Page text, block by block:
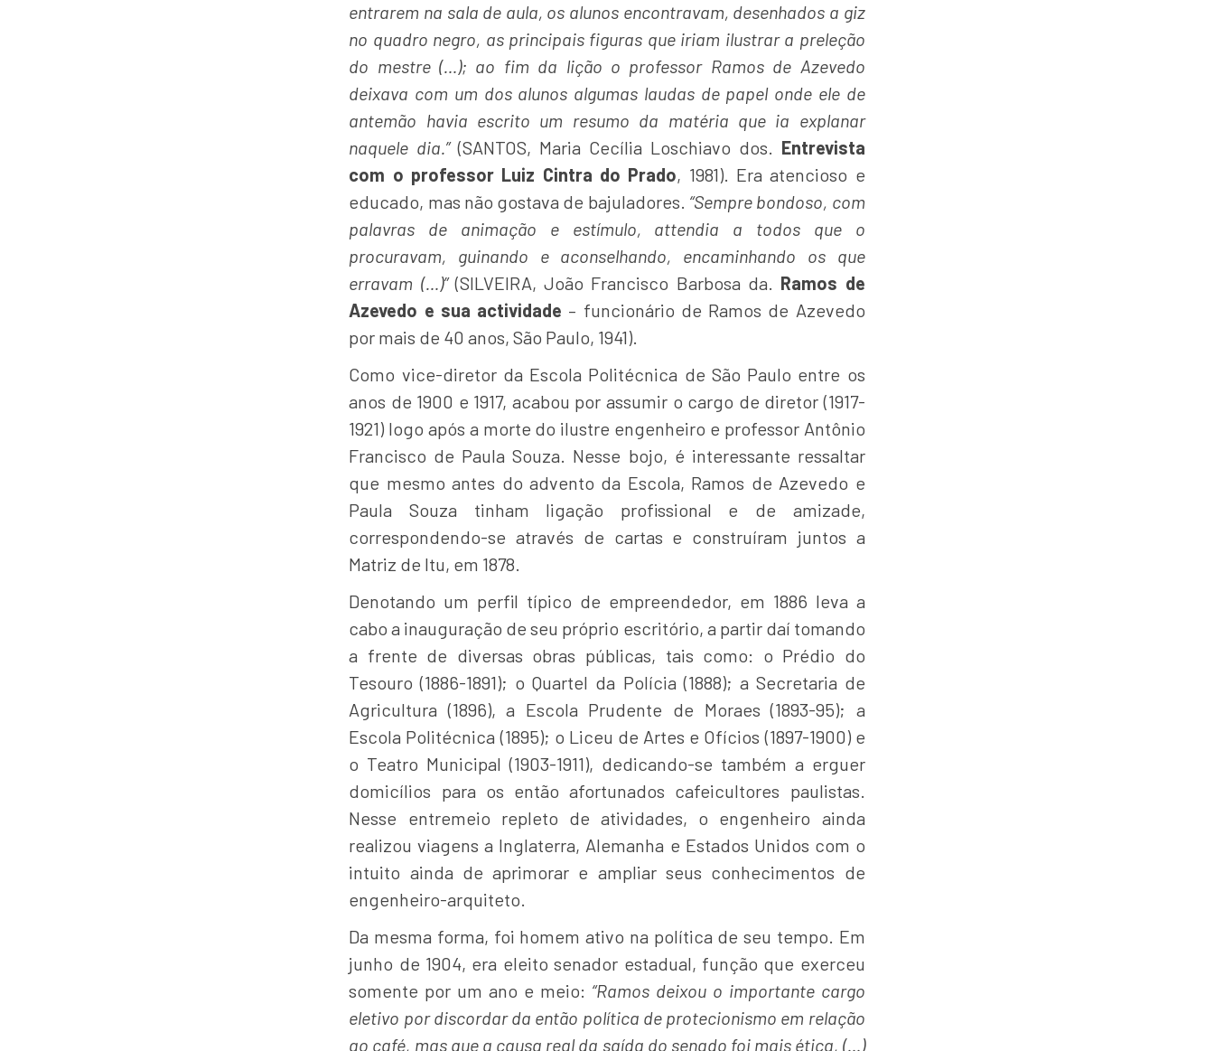
entrarem na sala de aula, os alunos encontravam, desenhados a giz
no quadro negro, as principais figuras que iriam ilustrar a preleção
do mestre (…); ao fim da lição o professor Ramos de Azevedo
deixava com um dos alunos algumas laudas de papel onde ele de
antemão havia escrito um resumo da matéria que ia explanar
naquele dia.”(SANTOS, Maria Cecília Loschiavo dos. Entrevista
com o professor Luiz Cintra do Prado, 1981). Era atencioso e
educado, mas não gostava de bajuladores. “Sempre bondoso, com
palavras de animação e estímulo, attendia a todos que o
procuravam, guinando e aconselhando, encaminhando os que
erravam (…)”(SILVEIRA, João Francisco Barbosa da. Ramos de
Azevedo e sua actividade – funcionário de Ramos de Azevedo
por mais de 40 anos, São Paulo, 1941).
Como vice-diretor da Escola Politécnica de São Paulo entre os
anos de 1900 e 1917, acabou por assumir o cargo de diretor (1917-
1921) logo após a morte do ilustre engenheiro e professor Antônio
Francisco de Paula Souza. Nesse bojo, é interessante ressaltar
que mesmo antes do advento da Escola, Ramos de Azevedo e
Paula Souza tinham ligação profissional e de amizade,
correspondendo-se através de cartas e construíram juntos a
Matriz de Itu, em 1878.
Denotando um perfil típico de empreendedor, em 1886 leva a
cabo a inauguração de seu próprio escritório, a partir daí tomando
a frente de diversas obras públicas, tais como: o Prédio do
Tesouro (1886-1891); o Quartel da Polícia (1888); a Secretaria de
Agricultura (1896), a Escola Prudente de Moraes (1893-95); a
Escola Politécnica (1895); o Liceu de Artes e Ofícios (1897-1900) e
o Teatro Municipal (1903-1911), dedicando-se também a erguer
domicílios para os então afortunados cafeicultores paulistas.
Nesse entremeio repleto de atividades, o engenheiro ainda
realizou viagens a Inglaterra, Alemanha e Estados Unidos com o
intuito ainda de aprimorar e ampliar seus conhecimentos de
engenheiro-arquiteto.
Da mesma forma, foi homem ativo na política de seu tempo. Em
junho de 1904, era eleito senador estadual, função que exerceu
somente por um ano e meio: “Ramos deixou o importante cargo
eletivo por discordar da então política de protecionismo em relação
ao café, mas que a causa real da saída do senado foi mais ética, (…)